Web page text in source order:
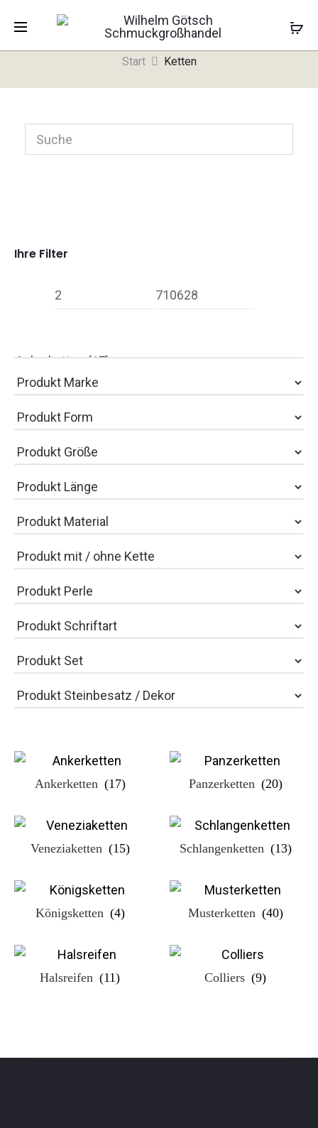
Ketten
Start Ketten
Ankerketten (17) Panzerketten (20)
Veneziaketten (15) Schlangenketten (13)
Königsketten (4) Musterketten (40)
Halsreifen (11) Colliers (9)
Ihre Filter